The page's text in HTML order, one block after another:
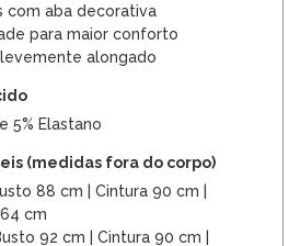
com aba decorativa
para maior conforto
alongado
5% Elastano
(medidas fora do corpo)
88 cm | Cintura 90 cm |
cm
92 cm | Cintura 90 cm |